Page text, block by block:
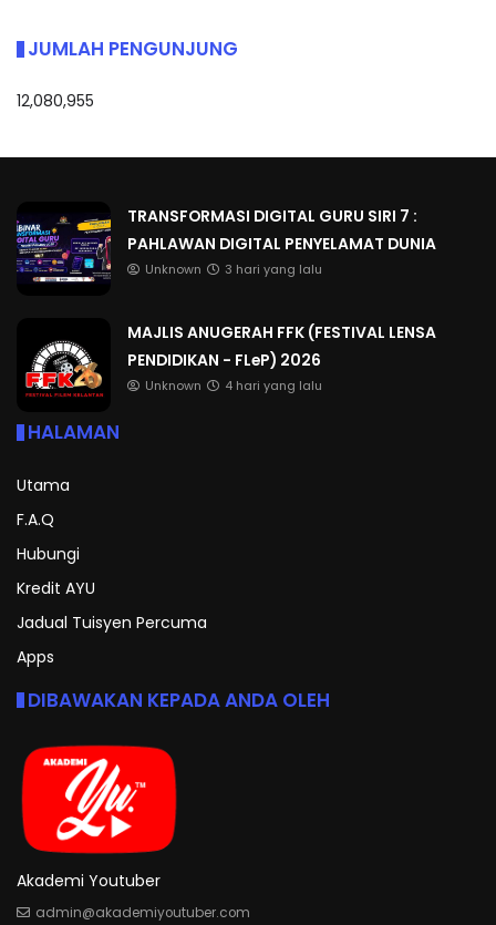
JUMLAH PENGUNJUNG
12,080,955
TRANSFORMASI DIGITAL GURU SIRI 7 :
PAHLAWAN DIGITAL PENYELAMAT DUNIA
Unknown 3 hari yang lalu
MAJLIS ANUGERAH FFK (FESTIVAL LENSA
PENDIDIKAN - FLeP) 2026
Unknown 4 hari yang lalu
HALAMAN
Utama
F.A.Q
Hubungi
Kredit AYU
Jadual Tuisyen Percuma
Apps
DIBAWAKAN KEPADA ANDA OLEH
Akademi Youtuber
admin@akademiyoutuber.com